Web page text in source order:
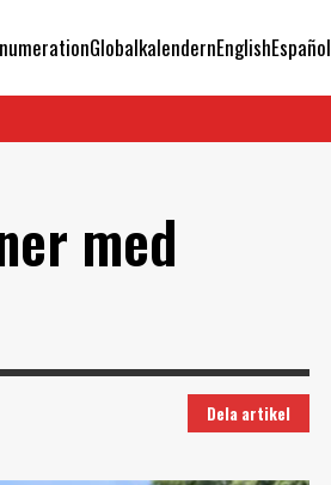
GlobalkalendernEnglishEspañol
med
Dela artikel